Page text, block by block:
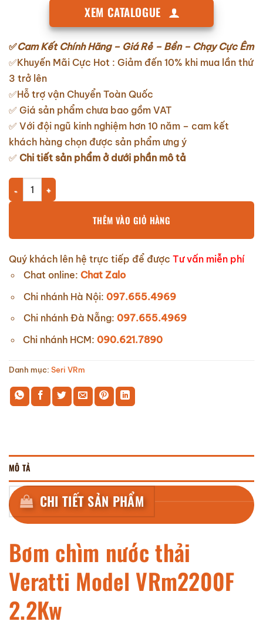
XEM CATALOGUE
✅Cam Kết Chính Hãng – Giá Rẻ – Bền – Chạy Cực Êm
✅Khuyến Mãi Cực Hot : Giảm đến 10% khi mua lần thứ
3 trở lên
✅Hỗ trợ vận Chuyển Toàn Quốc
✅ Giá sản phẩm chưa bao gồm VAT
✅ Với đội ngũ kinh nghiệm hơn 10 năm – cam kết
khách hàng chọn được sản phẩm ưng ý
✅ Chi tiết sản phẩm ở dưới phần mô tả
Bơm chìm nước thải Veratti Model VRm2200F 2.2Kw số lượng
THÊM VÀO GIỎ HÀNG
Quý khách lên hệ trực tiếp để được Tư vấn miễn phí
Chat online: Chat Zalo
Chi nhánh Hà Nội: 097.655.4969
Chi nhánh Đà Nẵng: 097.655.4969
Chi nhánh HCM: 090.621.7890
Danh mục: Seri VRm
MÔ TẢ
CHI TIẾT SẢN PHẨM
Bơm chìm nước thải
Veratti Model VRm2200F
2.2Kw